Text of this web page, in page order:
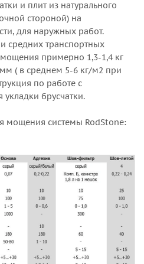
и плит из натурального
стороной) на
для наружных работ.
средних транспортных
мощения примерно 1,3-1,4 кг
( в среднем 5-6 кг/м2 при
по работе с
брусчатки.
мощения системы RodStone: